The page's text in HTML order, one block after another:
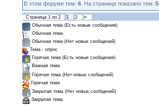
В этом форуме тем:6 . На странице показано тем:5
Страница1 из2 1 2
»
Обычная тема (Есть новые сообщения)
Обычная тема
Обычная тема (Нет новых сообщений)
Тема - опрос
Горячая тема (Есть новые сообщения)
Важная тема
Горячая тема (Нет новых сообщений)
Горячая тема
Закрытая тема (Нет новых сообщений)
Закрытая тема